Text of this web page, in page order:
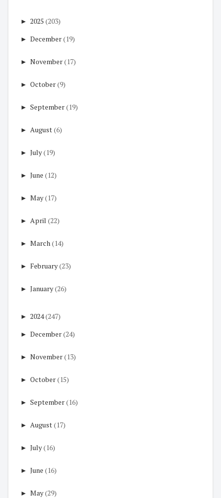
► 2025 (203)
► December(19)
► November(17)
► October(9)
► September(19)
► August(6)
► July(19)
► June (12)
► May(17)
► April (22)
► March (14)
► February(23)
► January(26)
► 2024(247)
► December(24)
► November(13)
► October(15)
► September(16)
► August(17)
► July(16)
► June (16)
► May(29)